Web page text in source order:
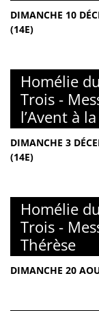
DIMANCHE 10
(14E)
Homélie
Trois -
l’Avent à
DIMANCHE 3
(14E)
Homélie
Trois -
Thérèse
DIMANCHE 20